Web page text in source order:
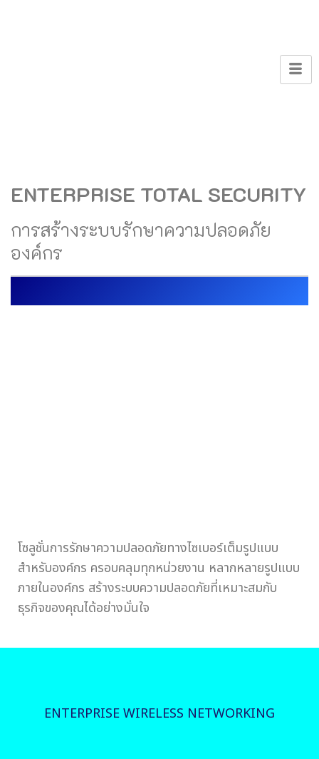
ENTERPRISE TOTAL SECURITY
การสร้างระบบรักษาความปลอดภัย
องค์กร
โซลูชั่นการรักษาความปลอดภัยทางไซเบอร์เต็มรูปแบบ
สำหรับองค์กร ครอบคลุมทุกหน่วยงาน หลากหลายรูปแบบ
ภายในองค์กร สร้างระบบความปลอดภัยที่เหมาะสมกับ
ธุรกิจของคุณได้อย่างมั่นใจ
ENTERPRISE WIRELESS NETWORKING